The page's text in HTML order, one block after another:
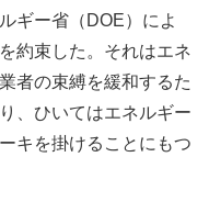
ギー省（DOE）によ
約束した。それはエネ
者の束縛を緩和するた
、ひいてはエネルギー
キを掛けることにもつ